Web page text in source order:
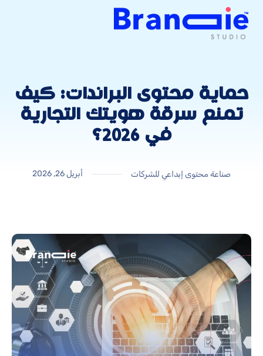
حماية محتوى البراندات: كيف
تمنع سرقة هويتك التجارية
في 2026؟
صناعة محتوى إبداعي للشركات أبريل 26, 2026